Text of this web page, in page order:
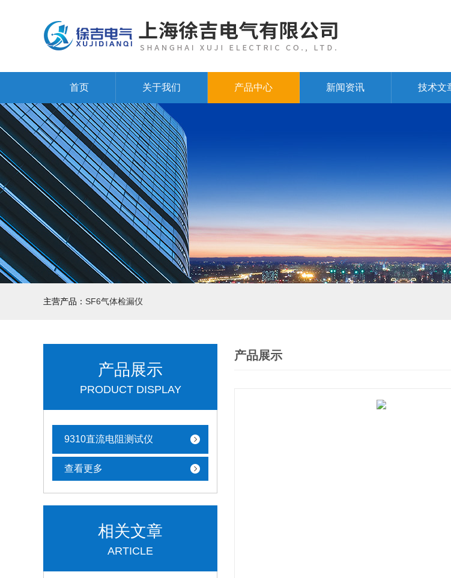
首页 关于我们 产品中心 新闻资讯 技术文
主营产品： SF6气体检漏仪
产品展示
PRODUCT DISPLAY
9310直流电阻测试仪
查看更多
相关文章
ARTICLE
产品展示